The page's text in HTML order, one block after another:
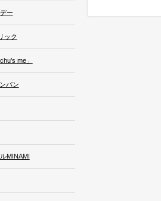
ー
ック
me」
パン
MINAMI